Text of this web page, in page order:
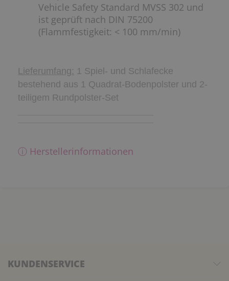
Vehicle Safety Standard MVSS 302 und
ist geprüft nach DIN 75200
(Flammfestigkeit: < 100 mm/min)
Lieferumfang: 1 Spiel- und Schlafecke
bestehend aus 1 Quadrat-Bodenpolster und 2-
teiligem Rundpolster-Set
ⓘ Herstellerinformationen
KUNDENSERVICE